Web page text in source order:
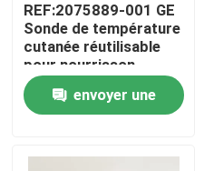
Demandez un devis
Pièces de moniteur de
Module de moniteur
REF:2075889-001 GE
Sonde de température
cutanée réutilisable
pour nourrisson
envoyer une